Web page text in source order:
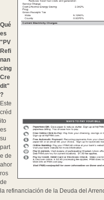
Qué
es
"PV
Refi
nan
cing
Cre
dit"
?
Este
créd
ito
es
su
part
e de
ahor
ros
de
la refinanciación de la Deuda del